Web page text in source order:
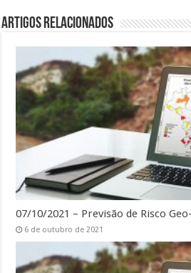
Artigos Relacionados
07/10/2021 – Previsão de Risco
6 de outubro de 2021